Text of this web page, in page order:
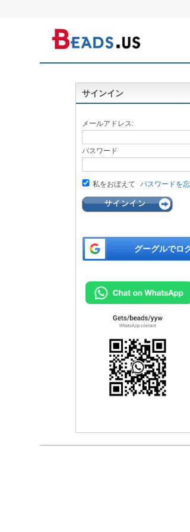
サインイン
メールアドレス:
パスワード
私をおぼえて パスワードを
グーグルでロ